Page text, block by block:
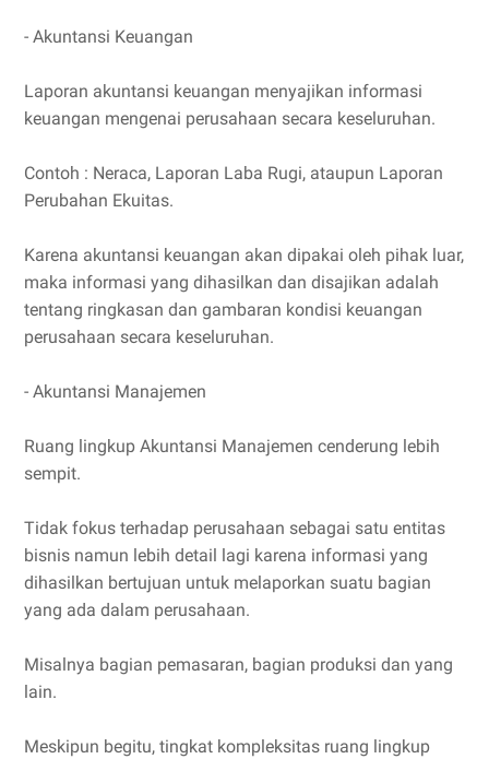
- Akuntansi Keuangan
Laporan akuntansi keuangan menyajikan informasi
keuangan mengenai perusahaan secara keseluruhan.
Contoh : Neraca, Laporan Laba Rugi, ataupun Laporan
Perubahan Ekuitas.
Karena akuntansi keuangan akan dipakai oleh pihak luar,
maka informasi yang dihasilkan dan disajikan adalah
tentang ringkasan dan gambaran kondisi keuangan
perusahaan secara keseluruhan.
- Akuntansi Manajemen
Ruang lingkup Akuntansi Manajemen cenderung lebih
sempit.
Tidak fokus terhadap perusahaan sebagai satu entitas
bisnis namun lebih detail lagi karena informasi yang
dihasilkan bertujuan untuk melaporkan suatu bagian
yang ada dalam perusahaan.
Misalnya bagian pemasaran, bagian produksi dan yang
lain.
Meskipun begitu, tingkat kompleksitas ruang lingkup